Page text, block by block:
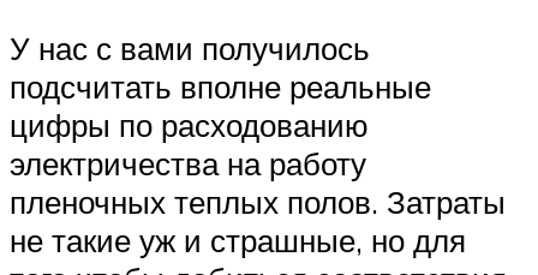
У нас с вами получилось
подсчитать вполне реальные
цифры по расходованию
электричества на работу
пленочных теплых полов. Затраты
не такие уж и страшные, но для